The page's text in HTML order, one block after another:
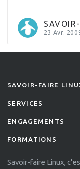
d’informations…
23 Avr.
SAVOIR-FAIRE
SERVICES
ENGAGEMENTS
FORMATIONS
Savoir-faire Linux,